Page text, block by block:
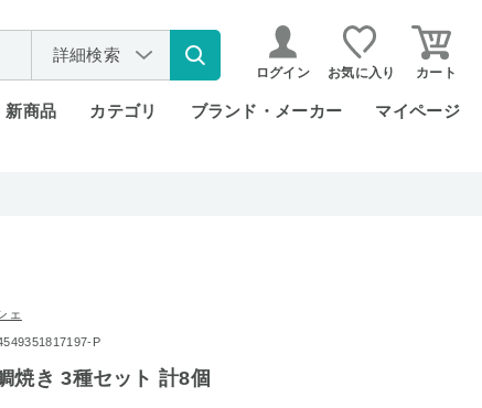
詳細検索
ログイン お気に入り カート
新商品 カテゴリ ブランド・メーカー マイページ
ェ
P
焼き 3種セット 計8個